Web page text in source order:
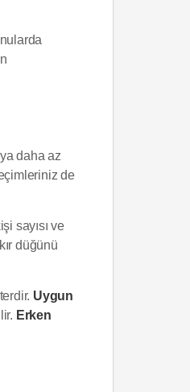
daha az
de
sayısı ve
düğünü
Uygun
Erken